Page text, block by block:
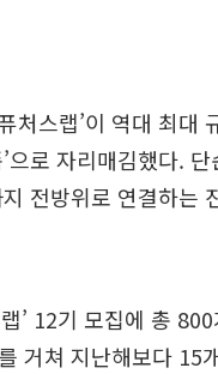
처스랩’이 역대 최대
로 자리매김했다.
전방위로 연결하는
’ 12기 모집에 총
거쳐 지난해보다 15